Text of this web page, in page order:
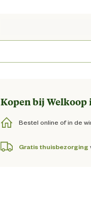
Kopen bij
Bestel online of in de
Gratis thuisbezorging